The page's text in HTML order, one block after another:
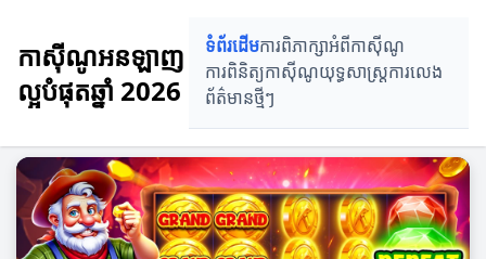
កាស៊ីណូអនឡាញ
ល្អបំផុតឆ្នាំ 2026
ទំព័រដើមការពិភាក្សាអំពីកាស៊ីណូ
ការពិនិត្យកាស៊ីណូយុទ្ធសាស្ត្រការលេង
ព័ត៌មានថ្មីៗ